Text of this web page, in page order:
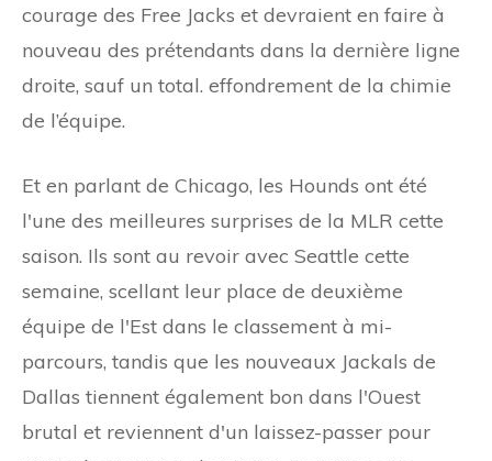
courage des Free Jacks et devraient en faire à
nouveau des prétendants dans la dernière ligne
droite, sauf un total. effondrement de la chimie
de l’équipe.
Et en parlant de Chicago, les Hounds ont été
l'une des meilleures surprises de la MLR cette
saison. Ils sont au revoir avec Seattle cette
semaine, scellant leur place de deuxième
équipe de l'Est dans le classement à mi-
parcours, tandis que les nouveaux Jackals de
Dallas tiennent également bon dans l'Ouest
brutal et reviennent d'un laissez-passer pour